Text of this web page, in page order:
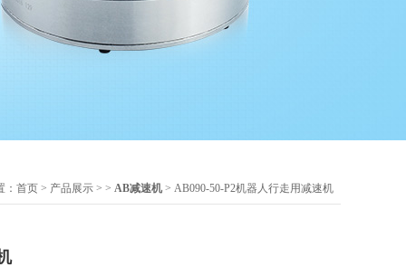
首页 > 产品展示 > > AB减速机 > AB090-50-P2机器人行走用减速机